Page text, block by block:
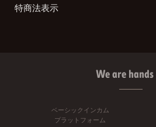
特商法表示
We are hands
ベーシックインカム
プラットフォーム